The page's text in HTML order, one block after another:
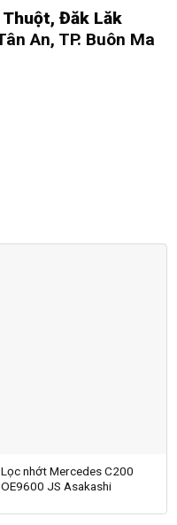
Đăk Lăk
An, TP. Buôn Ma
Lọc nhớt Mercedes C200
OE9600 JS Asakashi